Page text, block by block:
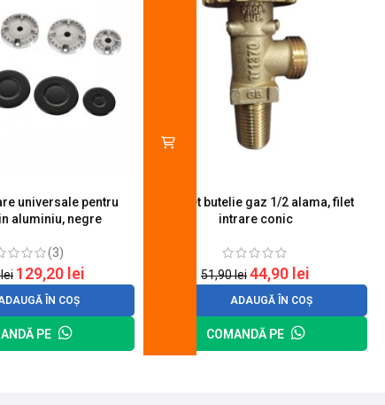
universale pentru
aluminiu, negre
(3)
lei 129,20 lei
ÎN COȘ
PE
Robinet butelie gaz 1/2 alama, filet
intrare conic
51,90lei44,90 lei
ADAUGĂ ÎN COȘ
COMANDĂ PE